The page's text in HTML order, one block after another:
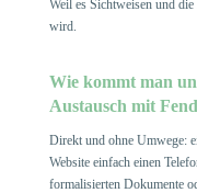
Weil es Sichtweisen und
wird.
Wie kommt man
Austausch mit
Direkt und ohne Umwege:
Website einfach einen
formalisierten Dokumente